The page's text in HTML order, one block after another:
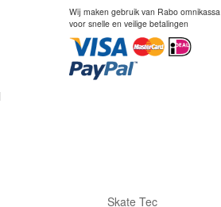
Wij maken gebruik van Rabo omnikassa
voor snelle en veilige betalingen
Skate Tec